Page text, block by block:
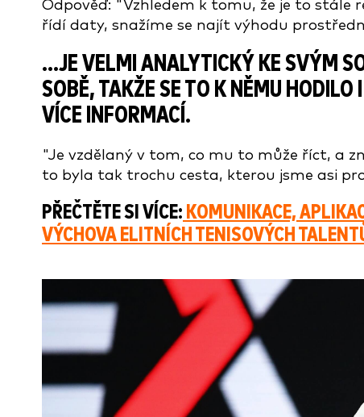
Odpověď: "Vzhledem k tomu, že je to stále
řídí daty, snažíme se najít výhodu
...JE VELMI ANALYTICKÝ KE SVÝM
SOBĚ, TAKŽE SE TO K NĚMU
VÍCE INFORMACÍ.
"Je vzdělaný v tom, co mu to může říct, a
to byla tak trochu cesta, kterou jsme asi
PŘEČTĚTE SI VÍCE: KOMUNIKACE,
VÝCHOVA ELITNÍCH TENISOVÝCH